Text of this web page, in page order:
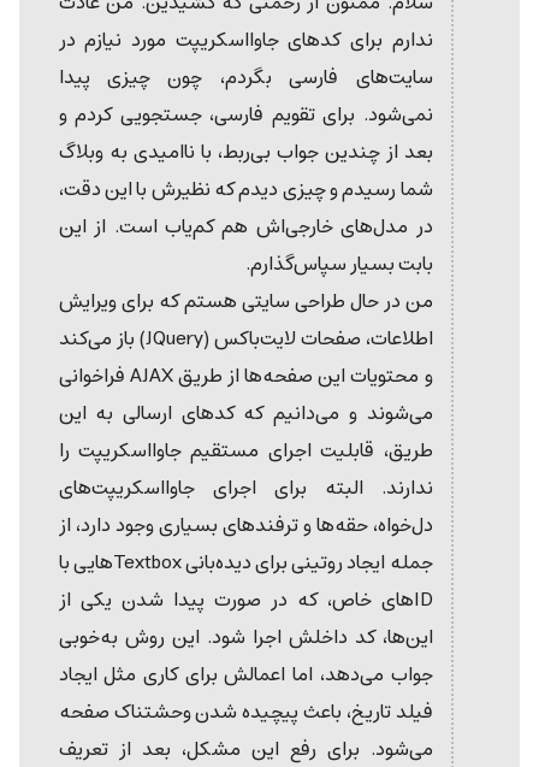
ندارم برای کدهای جاوااسکریپت مورد نیازم در
سایت‌های فارسی بگردم، چون چیزی پیدا
نمی‌شود. برای تقویم فارسی، جستجویی کردم و
بعد از چندین جواب بی‌ربط، با ناامیدی به وبلاگ
شما رسیدم و چیزی دیدم که نظیرش با این دقت،
در مدل‌های خارجی‌اش هم کم‌یاب است. از این
بابت بسیار سپاس‌گذارم.
من در حال طراحی سایتی هستم که برای ویرایش
اطلاعات، صفحات لایت‌باکس (JQuery) باز می‌کند
و محتویات این صفحه‌ها از طریق AJAX فراخوانی
می‌شوند و می‌دانیم که کدهای ارسالی به این
طریق، قابلیت اجرای مستقیم جاوااسکریپت را
ندارند. البته برای اجرای جاوااسکریپت‌های
دل‌خواه، حقه‌ها و ترفندهای بسیاری وجود دارد، از
جمله ایجاد روتینی برای دیده‌بانی Textboxهایی با
IDهای خاص، که در صورت پیدا شدن یکی از
این‌ها، کد داخلش اجرا شود. این روش به‌خوبی
جواب می‌دهد، اما اعمالش برای کاری مثل ایجاد
فیلد تاریخ، باعث پیچیده شدن وحشتناک صفحه
می‌شود. برای رفع این مشکل، بعد از تعریف